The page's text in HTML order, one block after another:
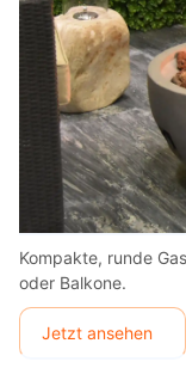
Kompakte, runde
oder Balkone.
Jetzt ansehen